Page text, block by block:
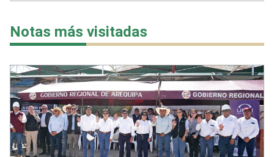
Notas más visitadas